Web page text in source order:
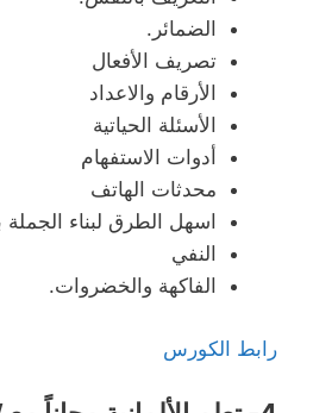
الضمائر.
تصريف الأفعال
الأرقام والاعداد
الأسئلة الحياتية
أدوات الاستفهام
محدثات الهاتف
اسهل الطرق لبناء الجملة
النفي
الفاكهة والخضروات.
رابط الكورس